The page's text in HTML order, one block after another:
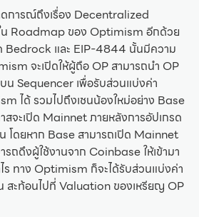
การณ์ถึงเรื่อง Decentralized
น Roadmap ของ Optimism อีกด้วย
Bedrock และ EIP-4844 นั้นมีความ
จะเปิดให้ผู้ถือ OP สามารถนำ OP
น Sequencer เพื่อรับส่วนแบ่งค่า
ได้ รวมไปถึงเชนน้องใหม่อย่าง Base
จะเปิด Mainnet ภายหลังการอัปเกรด
โดยหาก Base สามารถเปิด Mainnet
ถดึงผู้ใช้งานจาก Coinbase ให้เข้ามา
ไร ทาง Optimism ก็จะได้รับส่วนแบ่งค่า
สะท้อนไปที่ Valuation ของเหรียญ OP